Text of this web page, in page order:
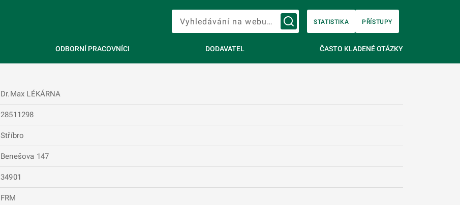
Vyhledávání na webu…
STATISTIKA PŘÍSTUPY
ODBORNÍ PRACOVNÍCI DODAVATEL ČASTO KLADENÉ OTÁZKY
Dr.Max LÉKÁRNA
28511298
Stříbro
Benešova 147
34901
FRM